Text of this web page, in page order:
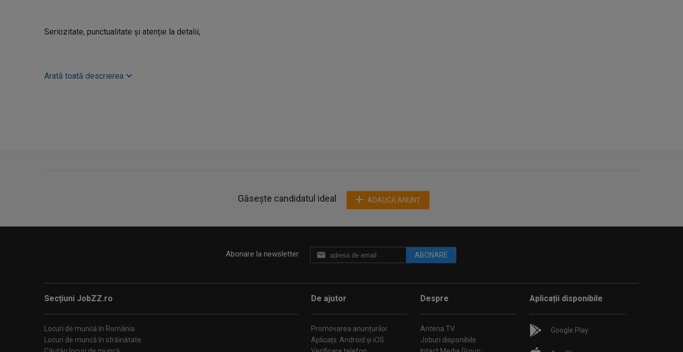
Seriozitate, punctualitate și atenție la detalii;
Abilități de comunicare și relaționare cu clienții;
Livrarea și ridicarea coletelor conform traseului alocat;
Gestionarea documentelor și a încasărilor aferente livrărilor.
Arată toată descrierea
Găsește candidatul ideal ADAUGĂ ANUNŢ
Abonare la newsletter ABONARE
Secțiuni JobZZ.ro
Locuri de muncă în România
Locuri de muncă în străinătate
De ajutor
Promovarea anunțurilor
Aplicații: Android și iOS
Despre
Antena TV
Joburi disponibile
Aplicații disponibile
Google Play